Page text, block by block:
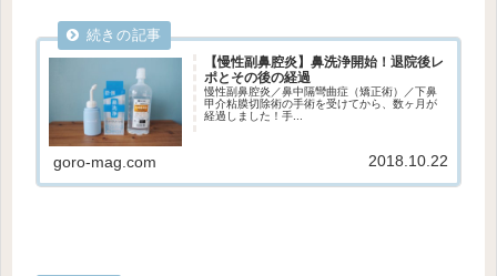
【慢性副鼻腔炎】鼻洗浄開始！退院後レ
ポとその後の経過
慢性副鼻腔炎／鼻中隔彎曲症（矯正術）／下鼻
甲介粘膜切除術の手術を受けてから、数ヶ月が
経過しました！手...
goro-mag.com 2018.10.22